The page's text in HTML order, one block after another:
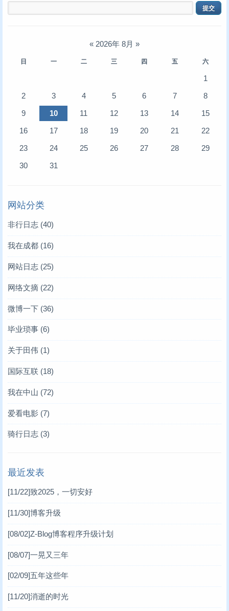
« 2026年 8月 »
日 一 二 三 四 五 六
1
2
3 4 5 6 7
8
9
10 11 12 13 14
15
16
17 18 19 20 21
22
23
24 25 26 27 28
29
30
31
网站分类
非行日志 (40)
我在成都 (16)
网站日志 (25)
网络文摘 (22)
微博一下 (36)
毕业琐事 (6)
关于田伟 (1)
国际互联 (18)
我在中山 (72)
爱看电影 (7)
骑行日志 (3)
最近发表
[11/22]致2025，一切安好
[11/30]博客升级
[08/02]Z-Blog博客程序升级计划
[08/07]一晃又三年
[02/09]五年这些年
[11/20]消逝的时光